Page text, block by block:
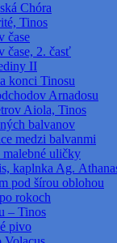
Chóra
Tinos
čase
čase, 2. časť
II
konci Tinosu
Arnadosu
Aiola, Tinos
balvanov
medzi balvanmi
uličky
kaplnka Ag.
pod šírou oblohou
rokoch
– Tinos
pivo